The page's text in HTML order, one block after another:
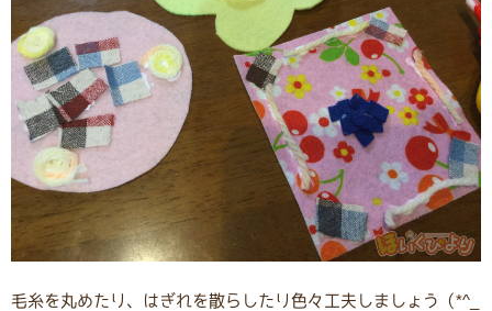
毛糸を丸めたり、はぎれを散らしたり色々工夫しましょう（*^_